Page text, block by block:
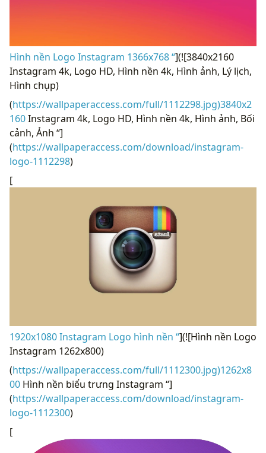
Hình nền Logo Instagram 1366x768 “](![3840x2160
Instagram 4k, Logo HD, Hình nền 4k, Hình ảnh, Lý lịch,
Hình chụp)
(https://wallpaperaccess.com/full/1112298.jpg)3840x2
160Instagram 4k, Logo HD, Hình nền 4k, Hình ảnh, Bối
cảnh, Ảnh “]
(https://wallpaperaccess.com/download/instagram-
logo-1112298)
[
1920x1080 Instagram Logo hình nền “](![Hình nền Logo
Instagram 1262x800)
(https://wallpaperaccess.com/full/1112300.jpg)1262x8
00 Hình nền biểu trưng Instagram “]
(https://wallpaperaccess.com/download/instagram-
logo-1112300)
[